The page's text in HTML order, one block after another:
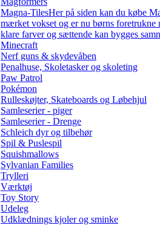
Magna-TilesHer på siden kan du købe
mærket vokset og er nu børns foretrukne
klare farver og sættende kan bygges
Minecraft
Nerf guns & skydevåben
Penalhuse, Skoletasker og skoleting
Paw Patrol
Pokémon
Rulleskøjter, Skateboards og Løbehjul
Samleserier - piger
Samleserier - Drenge
Schleich dyr og tilbehør
Spil & Puslespil
Squishmallows
Sylvanian Families
Trylleri
Værktøj
Toy Story
Udeleg
Udklædnings kjoler og sminke